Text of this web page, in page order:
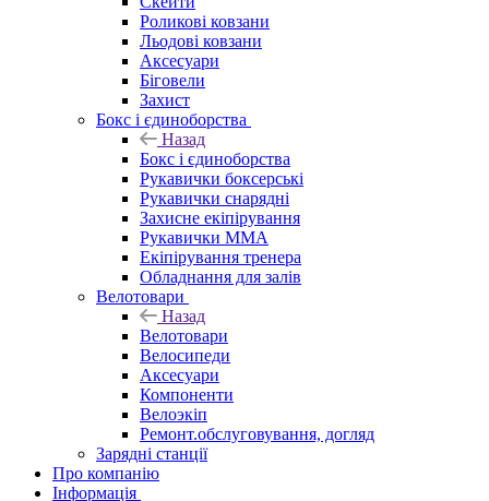
Роликові ковзани
Льодові ковзани
Аксесуари
Біговели
Захист
Бокс і єдиноборства
Назад
Бокс і єдиноборства
Рукавички боксерські
Рукавички снарядні
Захисне екіпірування
Рукавички ММА
Екіпірування тренера
Обладнання для залів
Велотовари
Назад
Велотовари
Велосипеди
Аксесуари
Компоненти
Велоэкіп
Ремонт.обслуговування, догляд
Зарядні станції
Про компанію
Інформація